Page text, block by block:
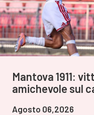
Mantova 1911:
amichevole sul
Agosto 06,2026